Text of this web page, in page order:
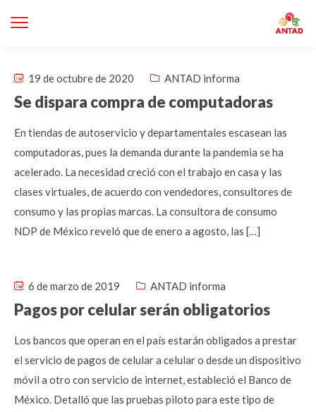
19 de octubre de 2020 ANTAD informa
Se dispara compra de computadoras
En tiendas de autoservicio y departamentales escasean las
computadoras, pues la demanda durante la pandemia se ha
acelerado. La necesidad creció con el trabajo en casa y las
clases virtuales, de acuerdo con vendedores, consultores de
consumo y las propias marcas. La consultora de consumo
NDP de México reveló que de enero a agosto, las […]
6 de marzo de 2019 ANTAD informa
Pagos por celular serán obligatorios
Los bancos que operan en el país estarán obligados a prestar
el servicio de pagos de celular a celular o desde un dispositivo
móvil a otro con servicio de internet, estableció el Banco de
México. Detalló que las pruebas piloto para este tipo de